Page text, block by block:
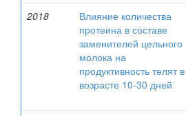
2018
Влияние количества
протеина в составе
заменителей цельного
молока на
продуктивность телят в
возрасте 10-30 дней